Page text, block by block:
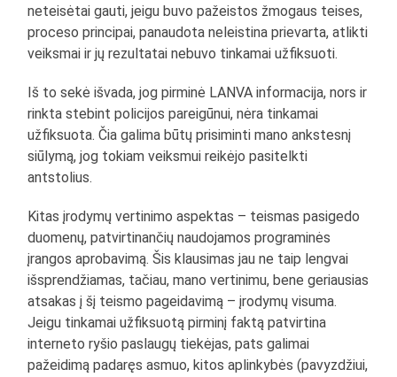
neteisėtai gauti, jeigu buvo pažeistos žmogaus teises,
proceso principai, panaudota neleistina prievarta, atlikti
veiksmai ir jų rezultatai nebuvo tinkamai užfiksuoti.
Iš to sekė išvada, jog pirminė LANVA informacija, nors ir
rinkta stebint policijos pareigūnui, nėra tinkamai
užfiksuota. Čia galima būtų prisiminti mano ankstesnį
siūlymą, jog tokiam veiksmui reikėjo pasitelkti
antstolius.
Kitas įrodymų vertinimo aspektas – teismas pasigedo
duomenų, patvirtinančių naudojamos programinės
įrangos aprobavimą. Šis klausimas jau ne taip lengvai
išsprendžiamas, tačiau, mano vertinimu, bene geriausias
atsakas į šį teismo pageidavimą – įrodymų visuma.
Jeigu tinkamai užfiksuotą pirminį faktą patvirtina
interneto ryšio paslaugų tiekėjas, pats galimai
pažeidimą padaręs asmuo, kitos aplinkybės (pavyzdžiui,